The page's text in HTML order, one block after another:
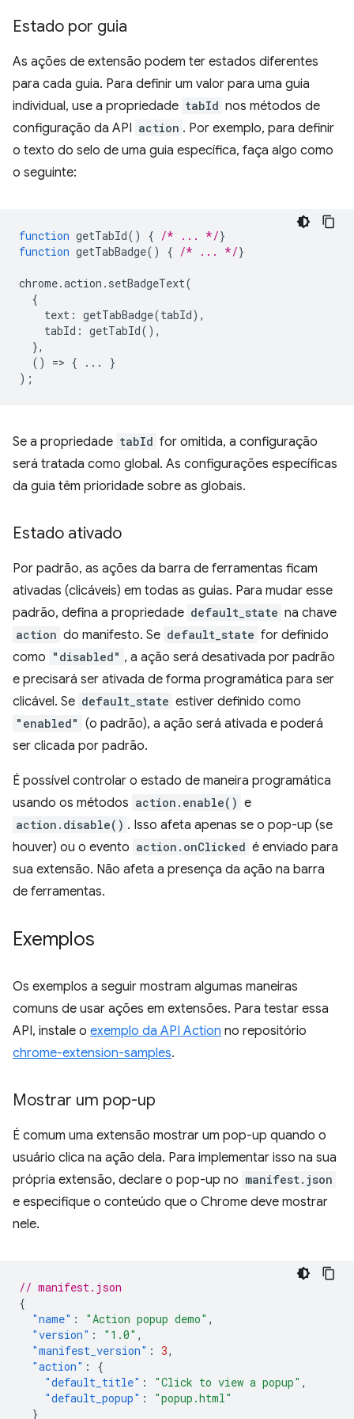
Estado por guia
As ações de extensão podem ter estados diferentes
para cada guia. Para definir um valor para uma guia
individual, use a propriedade tabId nos métodos de
configuração da API action . Por exemplo, para definir
o texto do selo de uma guia específica, faça algo como
o seguinte:
function getTabId() { /* ... */}
function getTabBadge() { /* ... */}
chrome.action . setBadgeText(
{
text : getTabBadge(tabId),
tabId : getTabId(),
},
()
=> { ...
}
);
Se a propriedade tabId for omitida, a configuração
será tratada como global. As configurações específicas
da guia têm prioridade sobre as globais.
Estado ativado
Por padrão, as ações da barra de ferramentas ficam
ativadas (clicáveis) em todas as guias. Para mudar esse
padrão, defina a propriedade default_state na chave
action do manifesto. Se default_state for definido
como "disabled" , a ação será desativada por padrão
e precisará ser ativada de forma programática para ser
clicável. Se default_state estiver definido como
"enabled" (o padrão), a ação será ativada e poderá
ser clicada por padrão.
É possível controlar o estado de maneira programática
usando os métodos action.enable() e
action.disable() . Isso afeta apenas se o pop-up (se
houver) ou o evento action.onClicked é enviado para
sua extensão. Não afeta a presença da ação na barra
de ferramentas.
Exemplos
Os exemplos a seguir mostram algumas maneiras
comuns de usar ações em extensões. Para testar essa
API, instale o exemplo da API Action no repositório
chrome-extension-samples.
Mostrar um pop-up
É comum uma extensão mostrar um pop-up quando o
usuário clica na ação dela. Para implementar isso na sua
própria extensão, declare o pop-up no manifest.json
e especifique o conteúdo que o Chrome deve mostrar
nele.
// manifest.json
{
"name" : "Action popup demo" ,
"version" : "1.0" ,
"manifest_version" : 3,
"action" :
{
"default_title" : "Click to view a popup" ,
"default_popup" :
"popup.html"
}